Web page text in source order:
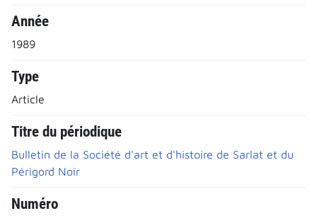
Année
1989
Type
Article
Titre du périodique
Bulletin de la Société d'art et d'histoire de Sarlat et du
Périgord Noir
Numéro